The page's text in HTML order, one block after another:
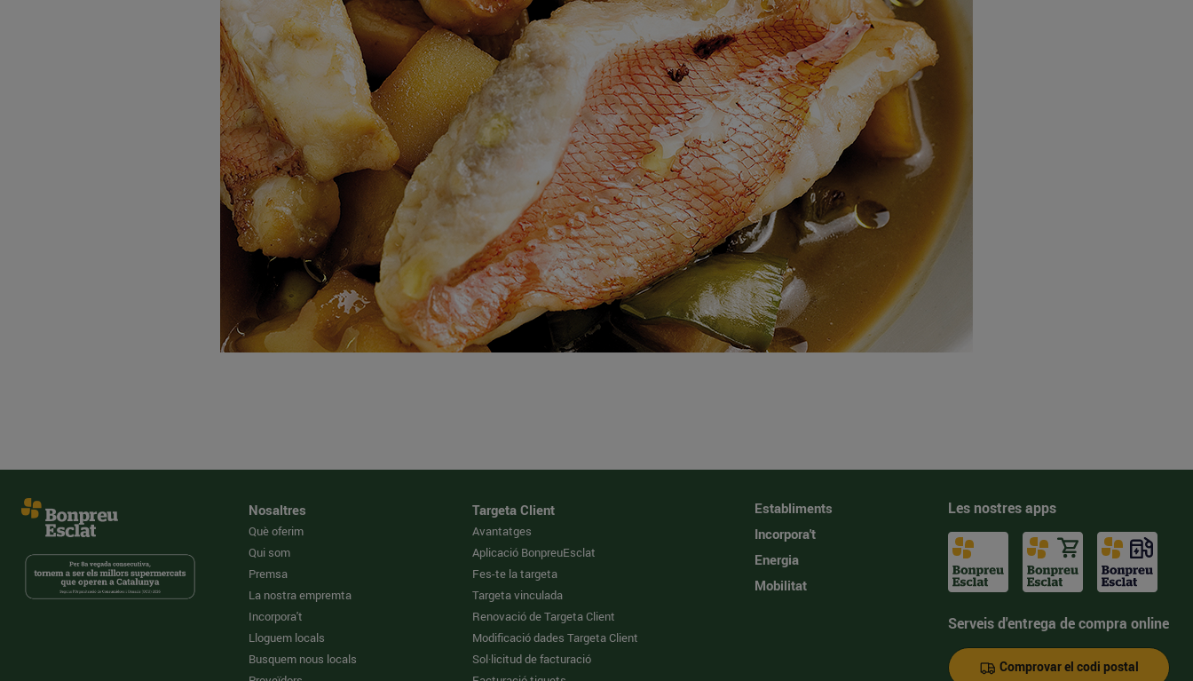
Nosaltres
Què oferim
Qui som
Premsa
La nostra empremta
Incorpora't
Lloguem locals
Busquem nous locals
Targeta Client
Avantatges
Aplicació BonpreuEsclat
Fes-te la targeta
Targeta vinculada
Renovació de Targeta Client
Modificació dades Targeta Client
Sol·licitud de facturació
Establiments
Incorpora't
Energia
Mobilitat
Les nostres apps
Serveis d'entrega de compra online
Comprovar el codi postal